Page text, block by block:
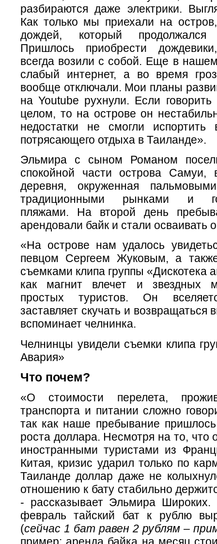
разбираются даже электрики.
Как только мы приехали на
дождей, который
Пришлось приобрести
всегда возили с собой. Еще в
слабый интернет, а во время
вообще отключали. Мои планы
на Youtube рухнули. Если
целом, то на острове он
недостатки не смогли испортить
потрясающего отдыха в Таиланде».
Эльмира с сыном Романом
спокойной части острова
деревня, окруженная
традиционными рынками и
пляжами. На второй день
арендовали байк и стали осваивать
«На острове нам удалось
певцом Сергеем Жуковым, а
съемками клипа группы «Дискотека
как магнит влечет и звездных
простых туристов. Он
заставляет скучать и возвращаться
вспоминает челнинка.
Челнинцы увидели съемки клипа
Авария»
Что почем?
«О стоимости перелета,
транспорта и питании сложно
так как наше пребывание
роста доллара. Несмотря на то, что
иностранными туристами из
Китая, кризис ударил только по
Таиланде доллар даже не
отношению к бату стабильно
- рассказывает Эльмира
февраль тайский бат к рублю
(сейчас 1 бат равен 2 рублям –